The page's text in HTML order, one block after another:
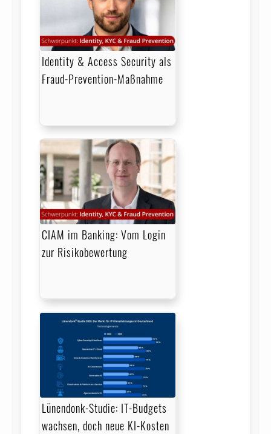
Identity & Access Security als
Fraud-Prevention-Maßnahme
CIAM im Banking: Vom Login
zur Risikobewertung
Lünendonk-Studie: IT-Budgets
wachsen, doch neue KI-Kosten